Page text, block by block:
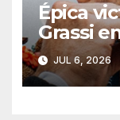
Épica
Grassi
JUL 6, 2026